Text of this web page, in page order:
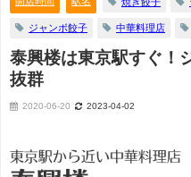
ジャンボ餃子 中華料理店
泰興楼は東京駅すぐ！
抜群
2020-06-20 2023-04-02